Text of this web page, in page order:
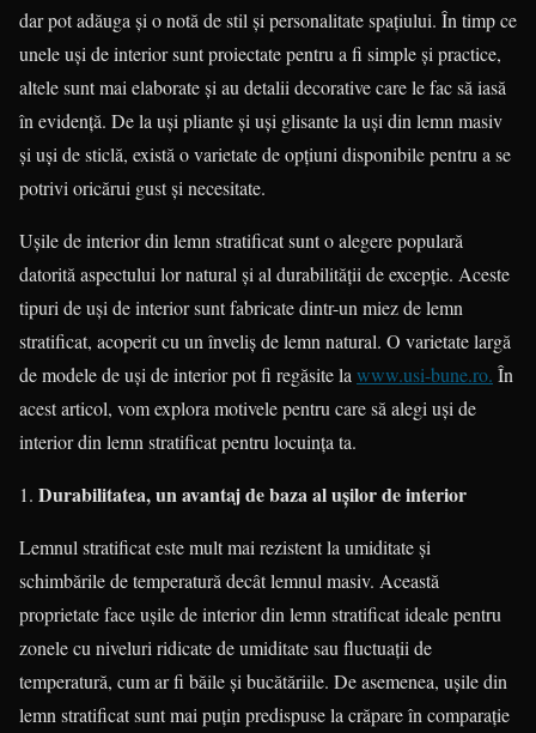
dar pot adăuga și o notă de stil și personalitate spațiului. În timp ce
unele uși de interior sunt proiectate pentru a fi simple și practice,
altele sunt mai elaborate și au detalii decorative care le fac să iasă
în evidență. De la uși pliante și uși glisante la uși din lemn masiv
și uși de sticlă, există o varietate de opțiuni disponibile pentru a se
potrivi oricărui gust și necesitate.
Ușile de interior din lemn stratificat sunt o alegere populară
datorită aspectului lor natural și al durabilității de excepție. Aceste
tipuri de uși de interior sunt fabricate dintr-un miez de lemn
stratificat, acoperit cu un înveliș de lemn natural. O varietate largă
de modele de uși de interior pot fi regăsite la www.usi-bune.ro. În
acest articol, vom explora motivele pentru care să alegi uși de
interior din lemn stratificat pentru locuința ta.
Durabilitatea, un avantaj de baza al ușilor de interior
Lemnul stratificat este mult mai rezistent la umiditate și
schimbările de temperatură decât lemnul masiv. Această
proprietate face ușile de interior din lemn stratificat ideale pentru
zonele cu niveluri ridicate de umiditate sau fluctuații de
temperatură, cum ar fi băile și bucătăriile. De asemenea, ușile din
lemn stratificat sunt mai puțin predispuse la crăpare în comparație